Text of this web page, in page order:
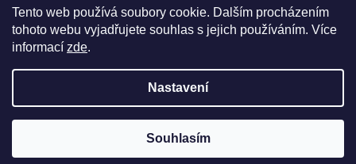
Tento web používá soubory cookie. Dalším procházením
tohoto webu vyjadřujete souhlas s jejich používáním. Více
informací zde.
Nastavení
Souhlasím
Nejčastější dotazyVíce o prodejně
Copyright 2026JK šperky. Všechna práva
Upravit nastavení cookies
Vytvořil Shoptet Premium